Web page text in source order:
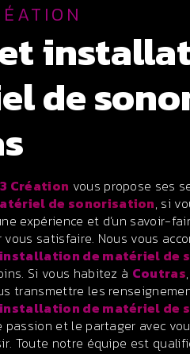
de
Création vous propose ses
de sonorisation, si
expérience et d’un savoir-
satisfaire. Nous vous
de matériel de
Si vous habitez à Coutras
transmettre les
de matériel de
et le partager avec
Toute notre équipe est